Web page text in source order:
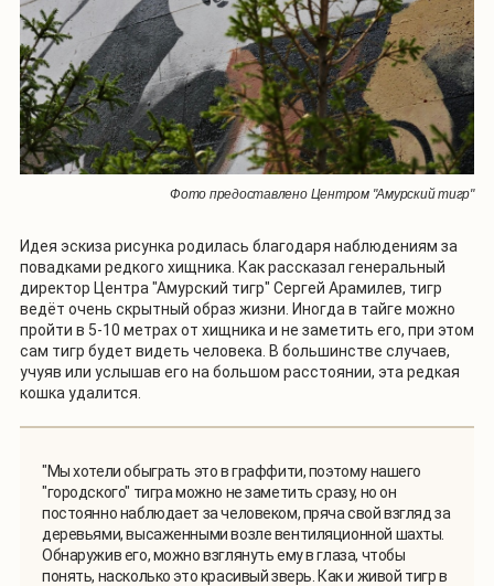
Фото предоставлено Центром "Амурский тигр"
Идея эскиза рисунка родилась благодаря наблюдениям за
повадками редкого хищника. Как рассказал генеральный
директор Центра "Амурский тигр" Сергей Арамилев, тигр
ведёт очень скрытный образ жизни. Иногда в тайге можно
пройти в 5-10 метрах от хищника и не заметить его, при этом
сам тигр будет видеть человека. В большинстве случаев,
учуяв или услышав его на большом расстоянии, эта редкая
кошка удалится.
"Мы хотели обыграть это в граффити, поэтому нашего
"городского" тигра можно не заметить сразу, но он
постоянно наблюдает за человеком, пряча свой взгляд за
деревьями, высаженными возле вентиляционной шахты.
Обнаружив его, можно взглянуть ему в глаза, чтобы
понять, насколько это красивый зверь. Как и живой тигр в